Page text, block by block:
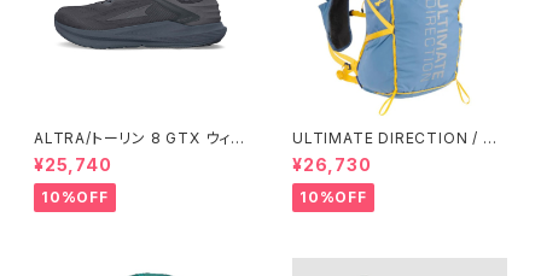
ALTRA/トーリン 8 GTX ウィメ
ンズ
¥25,740
10%OFF
ULTIMATE DIRECTION / ア
ルティメット ディレクション Fas
tpack 30 Men's / Fog
¥26,730
10%OFF